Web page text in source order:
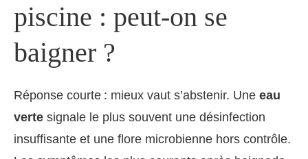
piscine : peut-on se
baigner ?
Réponse courte : mieux vaut s’abstenir. Une eau
verte signale le plus souvent une désinfection
insuffisante et une flore microbienne hors contrôle.